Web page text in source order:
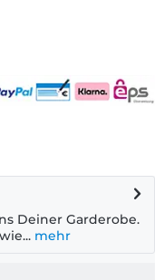
Deiner Garderobe.
mehr